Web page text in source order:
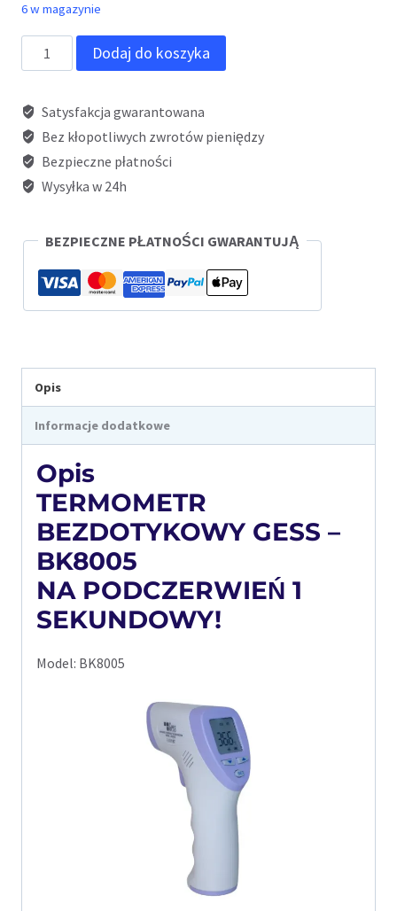
6 w magazynie
ilość
Termometr
GESS
BK-
8005
Dodaj do koszyka
Satysfakcja gwarantowana
Bez kłopotliwych zwrotów pieniędzy
Bezpieczne płatności
Wysyłka w 24h
BEZPIECZNE PŁATNOŚCI GWARANTUJĄ
Opis
Informacje dodatkowe
Opis
TERMOMETR
BEZDOTYKOWY GESS –
BK8005
NA PODCZERWIEŃ 1
SEKUNDOWY!
Model: BK8005